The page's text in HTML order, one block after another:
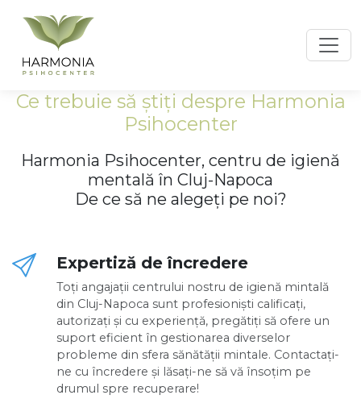
Ce trebuie să știți despre Harmonia
Psihocenter
Harmonia Psihocenter, centru de igienă
mentală în Cluj-Napoca
De ce să ne alegeți pe noi?
Expertiză de încredere
Toți angajații centrului nostru de igienă mintală
din Cluj-Napoca sunt profesioniști calificați,
autorizați și cu experiență, pregătiți să ofere un
suport eficient în gestionarea diverselor
probleme din sfera sănătății mintale. Contactați-
ne cu încredere și lăsați-ne să vă însoțim pe
drumul spre recuperare!